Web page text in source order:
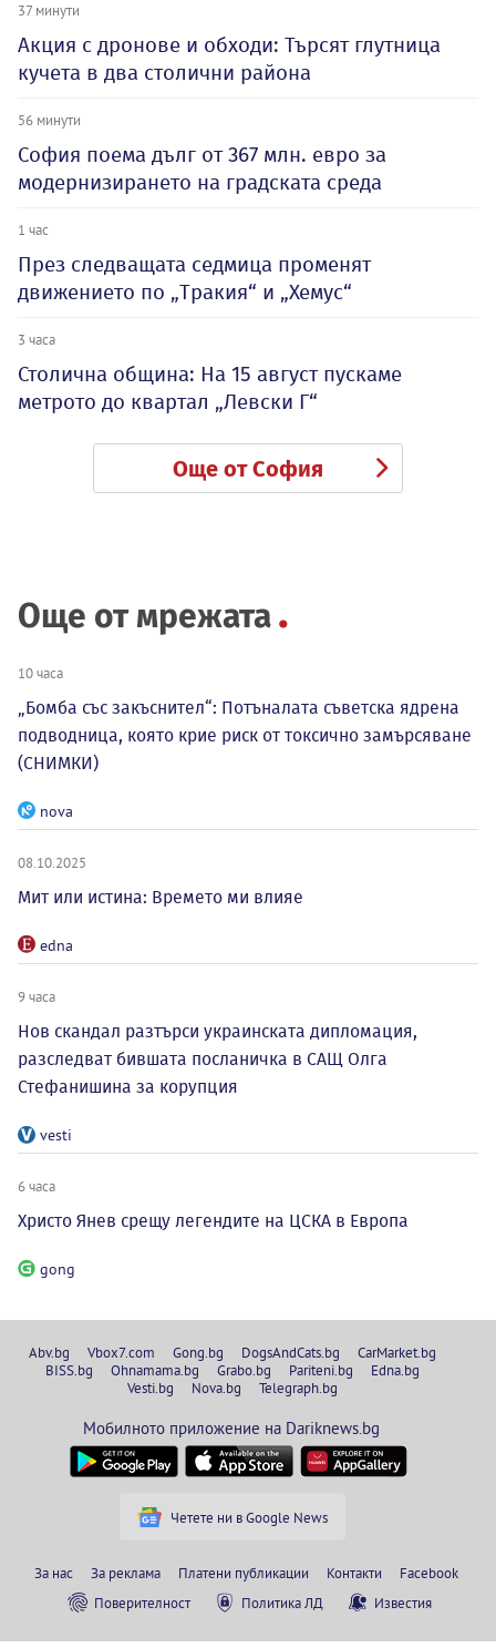
37 минути
Акция с дронове и обходи: Търсят глутница
кучета в два столични района
56 минути
София поема дълг от 367 млн. евро за
модернизирането на градската среда
1 час
През следващата седмица променят
движението по „Тракия“ и „Хемус“
3 часа
Столична община: На 15 август пускаме
метрото до квартал „Левски Г“
Още от София
Още от мрежата
10 часа
„Бомба със закъснител“: Потъналата съветска ядрена
подводница, която крие риск от токсично замърсяване
(СНИМКИ)
nova
08.10.2025
Мит или истина: Времето ми влияе
edna
9 часа
Нов скандал разтърси украинската дипломация,
разследват бившата посланичка в САЩ Олга
Стефанишина за корупция
vesti
6 часа
Христо Янев срещу легендите на ЦСКА в Европа
gong
Abv.bg Vbox7.com Gong.bg DogsAndCats.bg
CarMarket.bg
BISS.bg
Ohnamama.bg Grabo.bg Pariteni.bg
Edna.bg
Vesti.bg
Nova.bg Telegraph.bg
Мобилното приложение на Dariknews.bg
Четете ни в Google News
За нас За реклама Платени публикации Контакти
Facebook
Поверителност
Политика ЛД Известия